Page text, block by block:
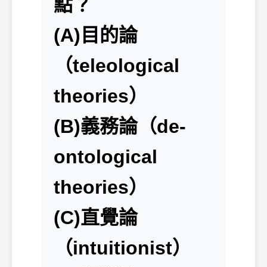
點？
(A)目的論
（teleological
theories）
(B)義務論（de-
ontological
theories）
(C)直覺論
（intuitionist）